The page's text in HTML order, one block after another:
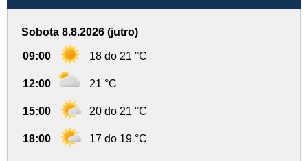
Sobota 8.8.2026 (jutro)
09:00 18 do 21 °C
12:00 21 °C
15:00 20 do 21 °C
18:00 17 do 19 °C